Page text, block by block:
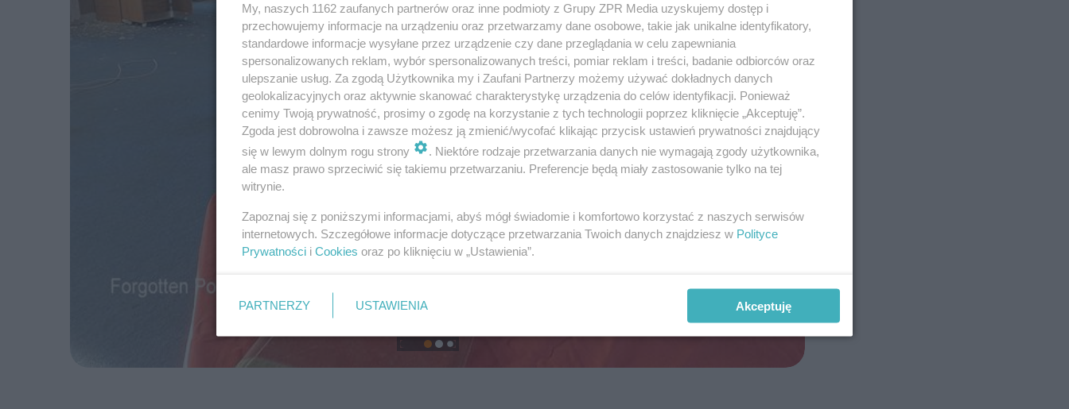
My, naszych 1162 zaufanych partnerów oraz inne podmioty z Grupy ZPR Media uzyskujemy dostęp i
przechowujemy informacje na urządzeniu oraz przetwarzamy dane osobowe, takie jak unikalne identyfikatory,
standardowe informacje wysyłane przez urządzenie czy dane przeglądania w celu zapewniania
spersonalizowanych reklam, wybór spersonalizowanych treści, pomiar reklam i treści, badanie odbiorców oraz
ulepszanie usług. Za zgodą Użytkownika my i Zaufani Partnerzy możemy używać dokładnych danych
geolokalizacyjnych oraz aktywnie skanować charakterystykę urządzenia do celów identyfikacji. Ponieważ
cenimy Twoją prywatność, prosimy o zgodę na korzystanie z tych technologii poprzez kliknięcie „Akceptuję”.
Zgoda jest dobrowolna i zawsze możesz ją zmienić/wycofać klikając przycisk ustawień prywatności znajdujący
się w lewym dolnym rogu strony
. Niektóre rodzaje przetwarzania danych nie wymagają zgody użytkownika,
ale masz prawo sprzeciwić się takiemu przetwarzaniu. Preferencje będą miały zastosowanie tylko na tej
witrynie.
Zapoznaj się z poniższymi informacjami, abyś mógł świadomie i komfortowo korzystać z naszych serwisów
internetowych. Szczegółowe informacje dotyczące przetwarzania Twoich danych znajdziesz w Polityce
Prywatności i Cookies oraz po kliknięciu w „Ustawienia”.
PARTNERZY USTAWIENIA Akceptuję